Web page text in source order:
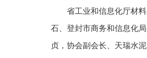
省工业和信息化厅材
石、登封市商务和信息化
贞，协会副会长、天瑞水